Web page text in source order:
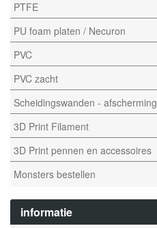
PTFE
PU foam platen / Necuron
PVC
PVC zacht
Scheidingswanden - afscherming
3D Print Filament
3D Print pennen en accessoires
Monsters bestellen
informatie